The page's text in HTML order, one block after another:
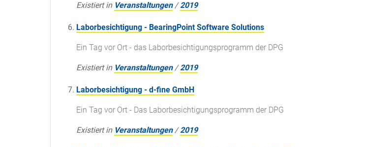
Existiert in Veranstaltungen /2019
Laborbesichtigung - BearingPoint Software Solutions
Ein Tag vor Ort - das Laborbesichtigungsprogramm der DPG
Existiert in Veranstaltungen /2019
Laborbesichtigung - d-fine GmbH
Ein Tag vor Ort - Das Laborbesichtigungsprogramm der DPG
Existiert in Veranstaltungen /2019